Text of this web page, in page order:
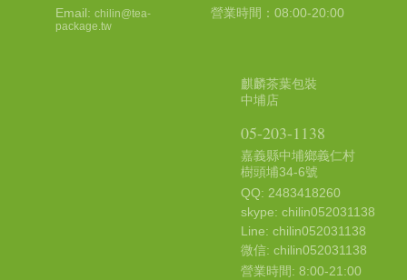
Email: chilin@tea-
package.tw
營業時間：08:00-20:00
麒麟茶葉包裝
中埔店
05-203-1138
嘉義縣中埔鄉義仁村
樹頭埔34-6號
QQ: 2483418260
skype: chilin052031138
Line: chilin052031138
微信: chilin052031138
營業時間: 8:00-21:00